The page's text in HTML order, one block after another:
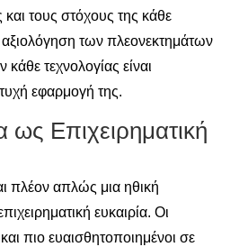
και τους στόχους της κάθε
των πλεονεκτημάτων
τεχνολογίας είναι
εφαρμογή της.
ως Επιχειρηματική
πλέον απλώς μια ηθική
ευκαιρία. Οι
πιο ευαισθητοποιημένοι σε